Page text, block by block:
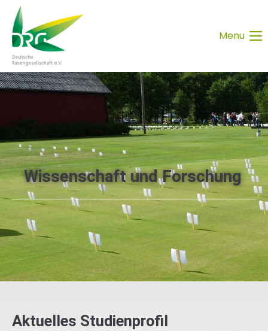
Menu
Wissenschaft und Forschung
Aktuelles Studienprofil